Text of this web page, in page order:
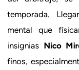
temporada.
mental que
insignias Nico
finos,